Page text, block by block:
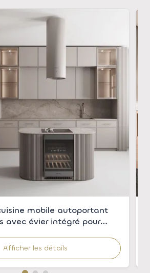
mobile autoportant
avec évier intégré pour
Afficher les détails